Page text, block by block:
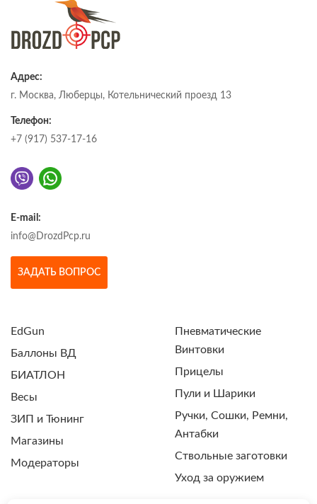
Адрес:
г. Москва, Люберцы, Котельнический проезд 13
Телефон:
+7 (917) 537-17-16
E-mail:
info@DrozdPcp.ru
ЗАДАТЬ ВОПРОС
EdGun
Баллоны ВД
БИАТЛОН
Весы
ЗИП и Тюнинг
Магазины
Модераторы
Пневматические
Винтовки
Прицелы
Пули и Шарики
Ручки, Сошки, Ремни,
Антабки
Ствольные заготовки
Уход за оружием